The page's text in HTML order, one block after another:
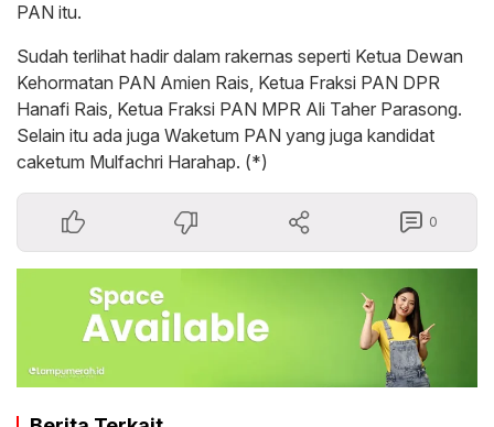
PAN itu.
Sudah terlihat hadir dalam rakernas seperti Ketua Dewan
Kehormatan PAN Amien Rais, Ketua Fraksi PAN DPR
Hanafi Rais, Ketua Fraksi PAN MPR Ali Taher Parasong.
Selain itu ada juga Waketum PAN yang juga kandidat
caketum Mulfachri Harahap. (*)
0